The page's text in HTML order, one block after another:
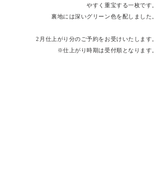
やすく重宝する一枚です。
裏地には深いグリーン色を配しました。
2月仕上がり分のご予約をお受けいたします。
※仕上がり時期は受付順となります。